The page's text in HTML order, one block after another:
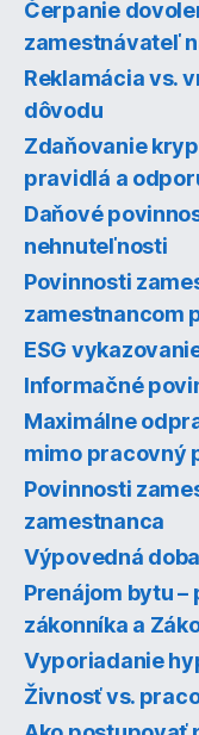
Čerpanie
zamestnávateľ
Reklamácia vs.
dôvodu
Zdaňovanie
pravidlá a
Daňové
nehnuteľnosti
Povinnosti
zamestnancom
ESG
Informačné
Maximálne
mimo pracovný
Povinnosti
zamestnanca
Výpovedná
Prenájom bytu
zákonníka a
Vyporiadanie
Živnosť vs.